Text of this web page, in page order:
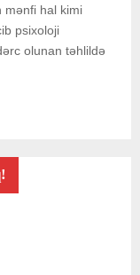
mənfi hal kimi
psixoloji
olunan təhlildə